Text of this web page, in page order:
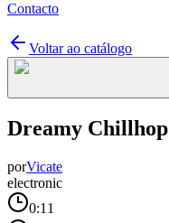
Contacto
Voltar ao catálogo
Dreamy Chillhop
porVicate
electronic
0:11